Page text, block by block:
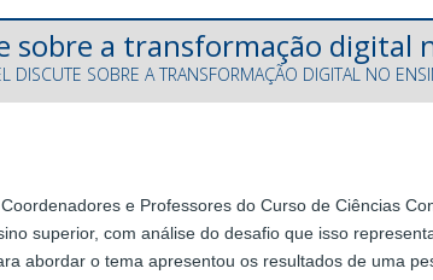
sobre a transformação
DISCUTE SOBRE A TRANSFORMAÇÃO DIGITAL NO
e Professores do Curso de Ciências
superior, com análise do desafio que isso
abordar o tema apresentou os resultados de uma